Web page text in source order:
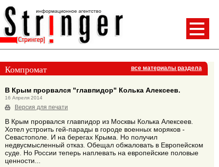
Компромат все материалы раздела
В Крым прорвался "главпидор" Колька Алексеев.
16 Апреля 2014
Версия для печати
В Крым прорвался главпидор из Москвы Колька Алексеев.
Хотел устроить гей-парады в городе военных моряков -
Севастополе. И на берегах Крыма. Но получил
недвусмысленный отказ. Обещал обжаловать в Европейском
суде. Но России теперь наплевать на европейские половые
ценности...